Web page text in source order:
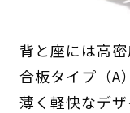
背と座には高
合板タイプ（A
薄く軽快なデ